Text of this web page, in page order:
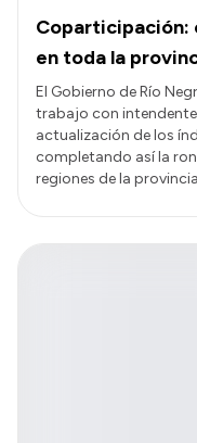
Coparticipación:
en toda la
El Gobierno de Río
trabajo con
actualización de los
completando así la
regiones de la